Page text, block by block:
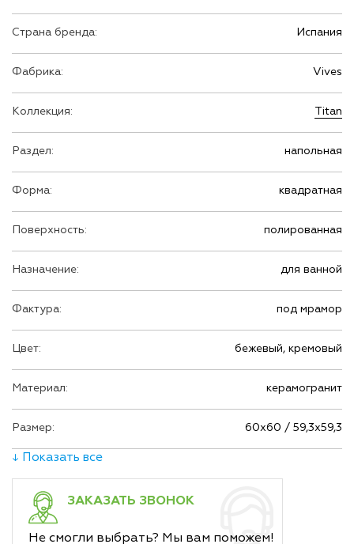
Страна бренда: Испания
Фабрика: Vives
Коллекция: Titan
Раздел: напольная
Форма: квадратная
Поверхность: полированная
Назначение: для ванной
Фактура: под мрамор
Цвет: бежевый, кремовый
Материал: керамогранит
Размер: 60х60 / 59,3х59,3
↓ Показать все
ЗАКАЗАТЬ ЗВОНОК
Не смогли выбрать? Мы вам поможем!